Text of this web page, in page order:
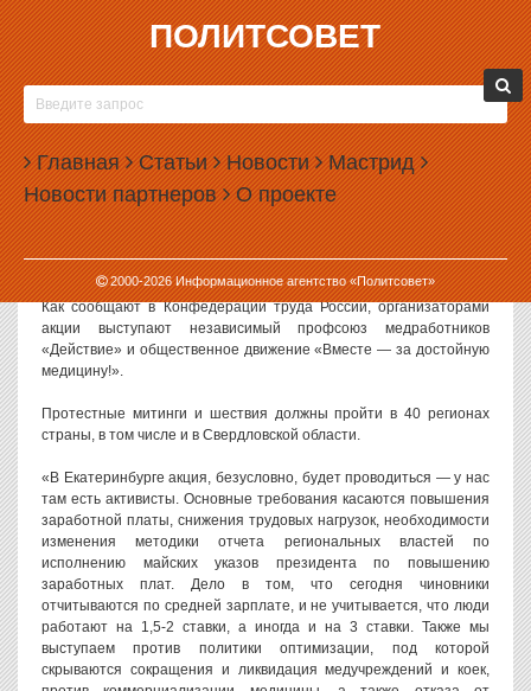
ПОЛИТСОВЕТ
Главная Статьи Новости Мастрид
Новости партнеров О проекте
2000-2026Информационное агентство «Политсовет»
12.11.2014, 12:34
СВЕРДЛОВСКАЯ ОБЛАСТЬ ПРИСОЕДИНИТСЯ
К ВСЕРОССИЙСКОЙ АКЦИИ ПРОТЕСТА
МЕДИКОВ
В ближайшие недели во многих регионах России пройдет
всеобщая акция протеста медицинский работников. К
всероссийскому протесту присоединятся и врачи Свердловской
области.
Как сообщают в Конфедерации труда России, организаторами
акции выступают независимый профсоюз медработников
«Действие» и общественное движение «Вместе — за достойную
медицину!».
Протестные митинги и шествия должны пройти в 40 регионах
страны, в том числе и в Свердловской области.
«В Екатеринбурге акция, безусловно, будет проводиться — у нас
там есть активисты. Основные требования касаются повышения
заработной платы, снижения трудовых нагрузок, необходимости
изменения методики отчета региональных властей по
исполнению майских указов президента по повышению
заработных плат. Дело в том, что сегодня чиновники
отчитываются по средней зарплате, и не учитывается, что люди
работают на 1,5-2 ставки, а иногда и на 3 ставки. Также мы
выступаем против политики оптимизации, под которой
скрываются сокращения и ликвидация медучреждений и коек,